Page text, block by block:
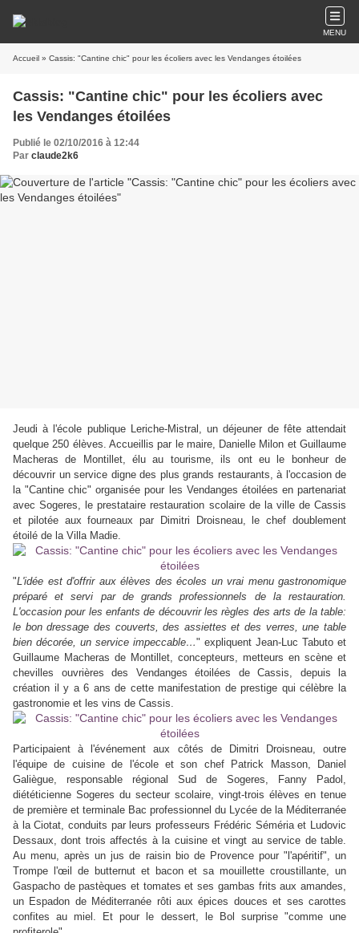
MENU
Accueil » Cassis: "Cantine chic" pour les écoliers avec les Vendanges étoilées
Cassis: "Cantine chic" pour les écoliers avec
les Vendanges étoilées
Publié le 02/10/2016 à 12:44
Par claude2k6
Jeudi à l'école publique Leriche-Mistral, un déjeuner de fête attendait
quelque 250 élèves. Accueillis par le maire, Danielle Milon et Guillaume
Macheras de Montillet, élu au tourisme, ils ont eu le bonheur de
découvrir un service digne des plus grands restaurants, à l'occasion de
la "Cantine chic" organisée pour les Vendanges étoilées en partenariat
avec Sogeres, le prestataire restauration scolaire de la ville de Cassis
et pilotée aux fourneaux par Dimitri Droisneau, le chef doublement
étoilé de la Villa Madie.
"L'idée est d'offrir aux élèves des écoles un vrai menu gastronomique
préparé et servi par de grands professionnels de la restauration.
L'occasion pour les enfants de découvrir les règles des arts de la table:
le bon dressage des couverts, des assiettes et des verres, une table
bien décorée, un service impeccable…" expliquent Jean-Luc Tabuto et
Guillaume Macheras de Montillet, concepteurs, metteurs en scène et
chevilles ouvrières des Vendanges étoilées de Cassis, depuis la
création il y a 6 ans de cette manifestation de prestige qui célèbre la
gastronomie et les vins de Cassis.
Participaient à l'événement aux côtés de Dimitri Droisneau, outre
l'équipe de cuisine de l'école et son chef Patrick Masson, Daniel
Galiègue, responsable régional Sud de Sogeres, Fanny Padol,
diététicienne Sogeres du secteur scolaire, vingt-trois élèves en tenue
de première et terminale Bac professionnel du Lycée de la Méditerranée
à la Ciotat, conduits par leurs professeurs Frédéric Séméria et Ludovic
Dessaux, dont trois affectés à la cuisine et vingt au service de table.
Au menu, après un jus de raisin bio de Provence pour "l'apéritif", un
Trompe l'œil de butternut et bacon et sa mouillette croustillante, un
Gaspacho de pastèques et tomates et ses gambas frits aux amandes,
un Espadon de Méditerranée rôti aux épices douces et ses carottes
confites au miel. Et pour le dessert, le Bol surprise "comme une